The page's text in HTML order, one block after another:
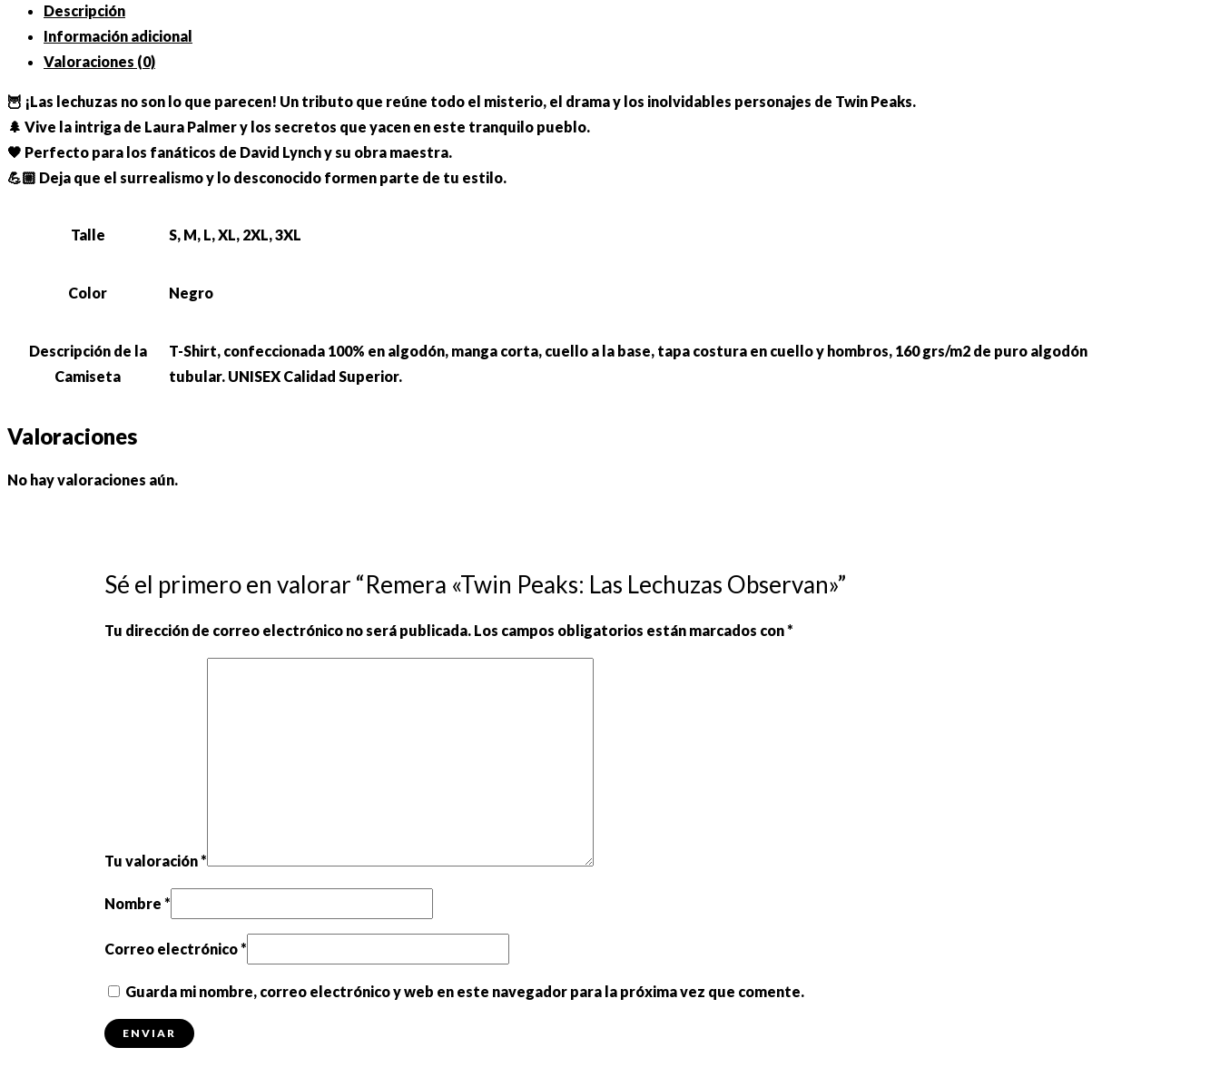
Descripción
Información adicional
Valoraciones (0)
🦉 ¡Las lechuzas no son lo que parecen! Un tributo que reúne todo el misterio, el drama y los inolvidables personajes de Twin Peaks.
🌲 Vive la intriga de Laura Palmer y los secretos que yacen en este tranquilo pueblo.
🖤 Perfecto para los fanáticos de David Lynch y su obra maestra.
💪🏼 Deja que el surrealismo y lo desconocido formen parte de tu estilo.
Talle S, M, L, XL, 2XL, 3XL
Color Negro
Descripción de la
Camiseta
T-Shirt, confeccionada 100% en algodón, manga corta, cuello a la base, tapa costura en cuello y hombros, 160 grs/m2 de puro algodón
tubular. UNISEX Calidad Superior.
Valoraciones
No hay valoraciones aún.
Sé el primero en valorar “Remera «Twin Peaks: Las Lechuzas Observan»”
Tu dirección de correo electrónico no será publicada. Los campos obligatorios están marcados con*
Tu valoración*
Nombre *
Correo electrónico*
Guarda mi nombre, correo electrónico y web en este navegador para la próxima vez que comente.